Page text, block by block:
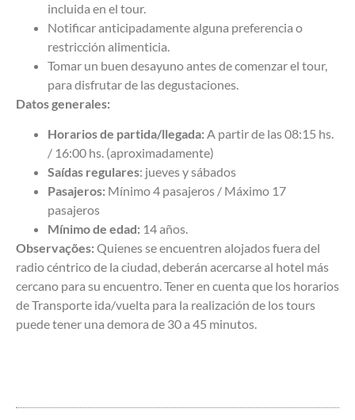
incluida en el tour.
Notificar anticipadamente alguna preferencia o
restricción alimenticia.
Tomar un buen desayuno antes de comenzar el tour,
para disfrutar de las degustaciones.
Datos generales:
Horarios de partida/llegada:A partir de las 08:15 hs.
/ 16:00 hs. (aproximadamente)
Saídas regulares: juevesy sábados
Pasajeros: Mínimo 4 pasajeros / Máximo 17
pasajeros
Mínimo de edad: 14 años.
Observações:Quienes se encuentren alojados fuera del
radio céntrico de la ciudad, deberán acercarse al hotel más
cercano para su encuentro. Tener en cuenta que los horarios
de Transporte ida/vuelta para la realización de los tours
puede tener una demora de 30 a 45 minutos.